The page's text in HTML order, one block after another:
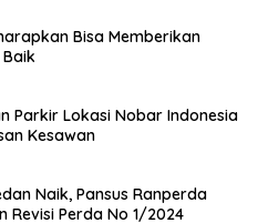
Bisa Memberikan
Parkir Lokasi Nobar Indonesia
Kesawan
Naik, Pansus Ranperda
Revisi Perda No 1/2024